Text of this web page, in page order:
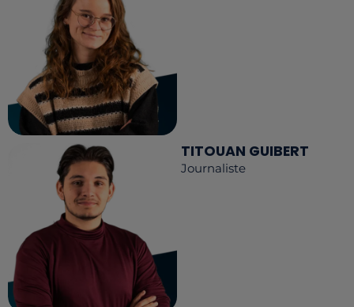
TITOUAN GUIBERT
Journaliste